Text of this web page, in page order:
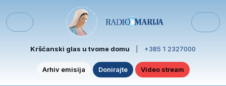
Menu
Kršćanski glas u tvome domu +385 1 2327000
Arhiv emisija Donirajte Video stream